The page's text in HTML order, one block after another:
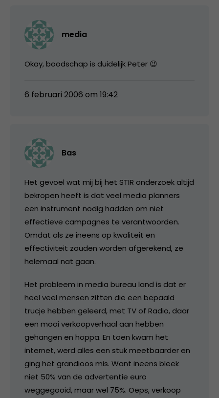
media
Okay, boodschap is duidelijk Peter 😉
6 februari 2006 om 19:42
Bas
Het gevoel wat mij bij het STIR onderzoek altijd
bekropen heeft is dat veel media planners
een instrument nodig hadden om niet
effectieve campagnes te verantwoorden.
Omdat als ze ineens op kwaliteit en
effectiviteit zouden worden afgerekend, ze
helemaal nat gaan.
Het probleem in media bureau land is dat er
heel veel mensen zitten die een bepaald
trucje hebben geleerd, met TV of Radio, daar
een mooi verkoopverhaal aan hebben
gehangen en hoppa. En toen kwam het
internet, werd alles een stuk meetbaarder en
ging het grandioos mis. Want ineens bleek
niet 50% van de advertentie euro
weggegooid, maar wel 75%. Oeps, verkoop